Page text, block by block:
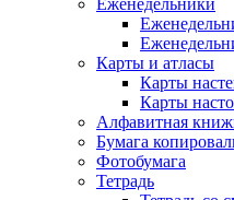
Еженедельники
Карты и атласы
Карты
Карты
Алфавитная
Бумага
Фотобумага
Тетрадь